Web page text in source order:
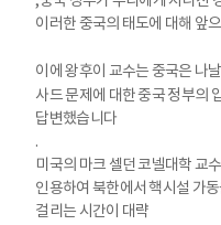
이러한 중국의 태도에 대해 앞
이에 왕후이 교수는 중국은 나
사드 문제에 대한 중국 정부의
답변했습니다
.
미국의 마크 셀던 코넬대학 교
인용하여 북한에서 핵시설 가
걸리는 시간이 대략